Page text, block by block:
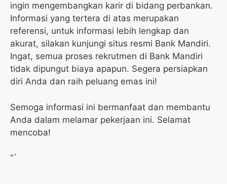
ingin mengembangkan karir di bidang perbankan.
Informasi yang tertera di atas merupakan
referensi, untuk informasi lebih lengkap dan
akurat, silakan kunjungi situs resmi Bank Mandiri.
Ingat, semua proses rekrutmen di Bank Mandiri
tidak dipungut biaya apapun. Segera persiapkan
diri Anda dan raih peluang emas ini!
Semoga informasi ini bermanfaat dan membantu
Anda dalam melamar pekerjaan ini. Selamat
mencoba!
“`